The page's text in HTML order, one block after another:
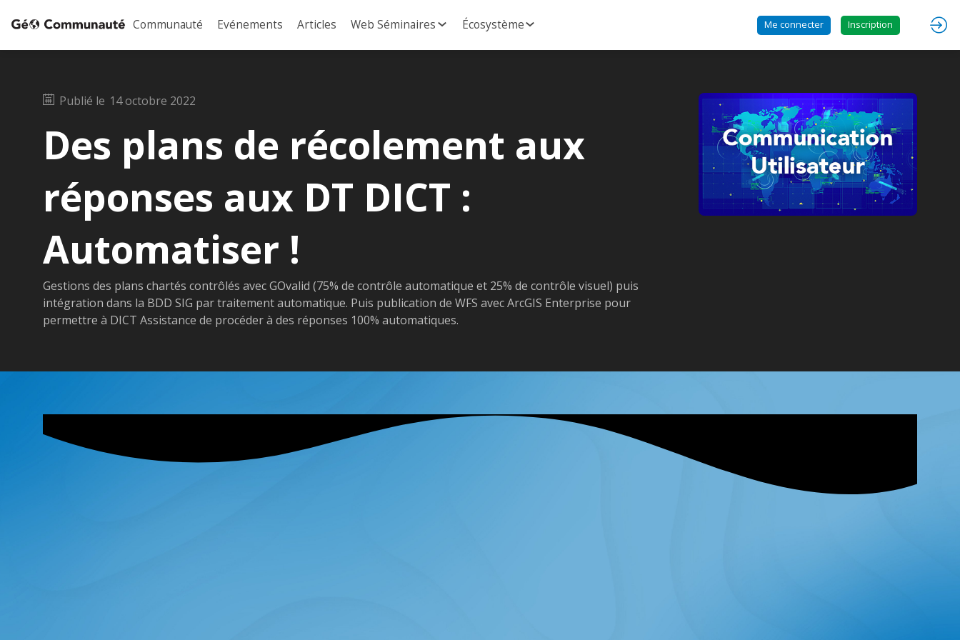
Communauté Evénements Articles Web Séminaires Écosystème Me connecter Inscription
Publié le 14 octobre 2022
Des plans de récolement aux
réponses aux DT DICT :
Automatiser !
Gestions des plans chartés contrôlés avec GOvalid (75% de contrôle automatique et 25% de contrôle visuel) puis
intégration dans la BDD SIG par traitement automatique. Puis publication de WFS avec ArcGIS Enterprise pour
permettre à DICT Assistance de procéder à des réponses 100% automatiques.